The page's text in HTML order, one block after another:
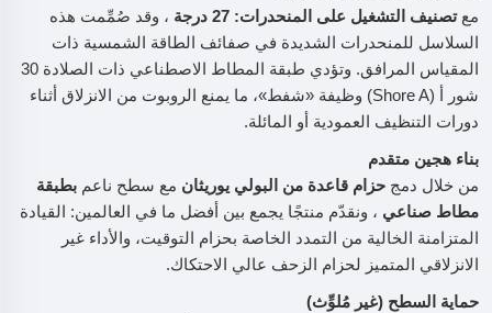
معتصنيف التشغيل على المنحدرات: 27 درجة
، وقد صُمِّمت هذه
السلاسل للمنحدرات الشديدة في صفائف الطاقة الشمسية ذات
المقياس المرافق. وتؤدي طبقة المطاط الاصطناعي ذات الصلادة 30
شور أ (Shore A) وظيفة «شفط»، ما يمنع الروبوت من الانزلاق أثناء
دورات التنظيف العمودية أو المائلة.
بناء هجين متقدم
من خلال دمج حزام قاعدة من البولي يوريثان مع سطح ناعم بطبقة
مطاط صناعي ، ونقدّم منتجًا يجمع بين أفضل ما في العالمين: القيادة
المتزامنة الخالية من التمدد الخاصة بحزام التوقيت، والأداء غير
الانزلاقي المتميز لحزام الزحف عالي الاحتكاك.
حماية السطح (غير مُلوِّث)